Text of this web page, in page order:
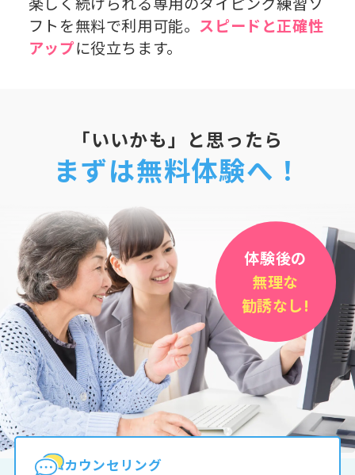
フトを無料で利用可能。 スピードと正確性
アップに役立ちます。
「いいかも」と思ったら
まずは無料体験へ！
体験後の
無理な
勧誘なし!
カウンセリング